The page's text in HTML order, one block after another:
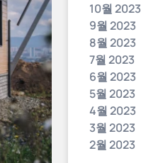
10월 2023
9월 2023
8월 2023
7월 2023
6월 2023
5월 2023
4월 2023
3월 2023
2월 2023